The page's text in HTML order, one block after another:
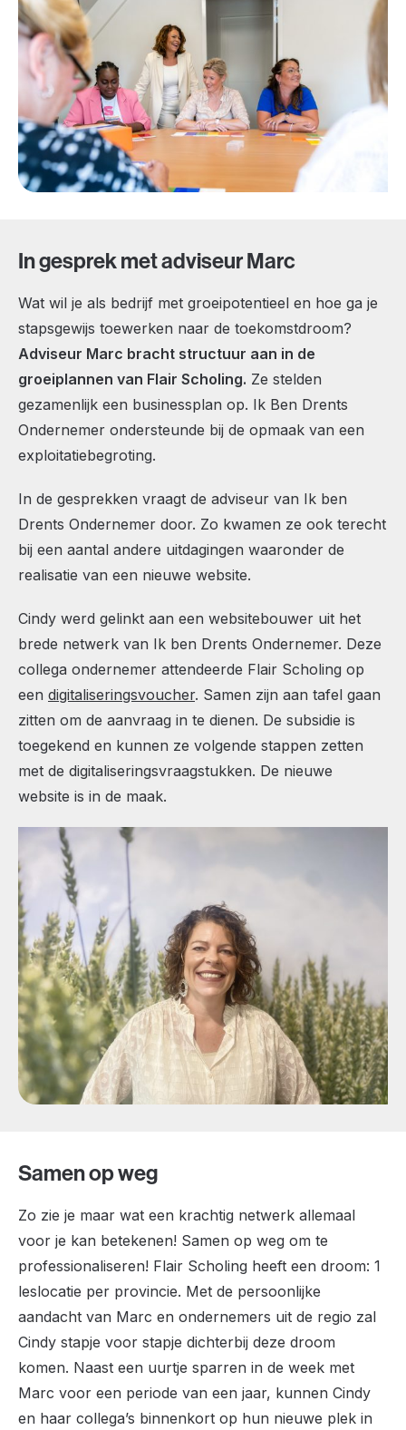
In gesprek met adviseur Marc
Wat wil je als bedrijf met groeipotentieel en hoe ga je
stapsgewijs toewerken naar de toekomstdroom?
Adviseur Marc bracht structuur aan in de
groeiplannen van Flair Scholing. Ze stelden
gezamenlijk een businessplan op. Ik Ben Drents
Ondernemer ondersteunde bij de opmaak van een
exploitatiebegroting.
In de gesprekken vraagt de adviseur van Ik ben
Drents Ondernemer door. Zo kwamen ze ook terecht
bij een aantal andere uitdagingen waaronder de
realisatie van een nieuwe website.
Cindy werd gelinkt aan een websitebouwer uit het
brede netwerk van Ik ben Drents Ondernemer. Deze
collega ondernemer attendeerde Flair Scholing op
een digitaliseringsvoucher. Samen zijn aan tafel gaan
zitten om de aanvraag in te dienen. De subsidie is
toegekend en kunnen ze volgende stappen zetten
met de digitaliseringsvraagstukken. De nieuwe
website is in de maak.
Samen op weg
Zo zie je maar wat een krachtig netwerk allemaal
voor je kan betekenen! Samen op weg om te
professionaliseren! Flair Scholing heeft een droom: 1
leslocatie per provincie. Met de persoonlijke
aandacht van Marc en ondernemers uit de regio zal
Cindy stapje voor stapje dichterbij deze droom
komen. Naast een uurtje sparren in de week met
Marc voor een periode van een jaar, kunnen Cindy
en haar collega’s binnenkort op hun nieuwe plek in